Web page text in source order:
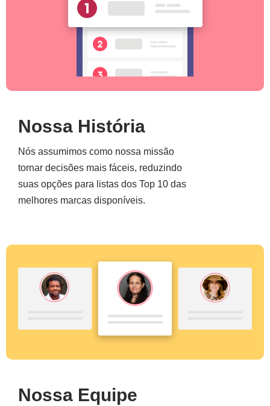
Nossa História
Nós assumimos como nossa missão
tornar decisões mais fáceis, reduzindo
suas opções para listas dos Top 10 das
melhores marcas disponíveis.
Nossa Equipe